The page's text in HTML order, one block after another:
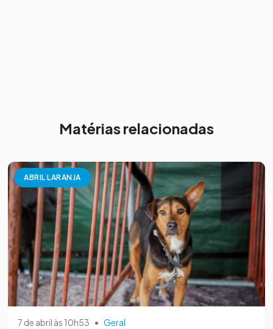
Matérias relacionadas
ABRIL LARANJA
7 de abril às 10h53 • Geral